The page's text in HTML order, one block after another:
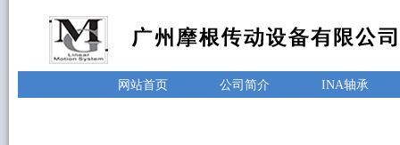
网站首页 公司简介 INA轴承